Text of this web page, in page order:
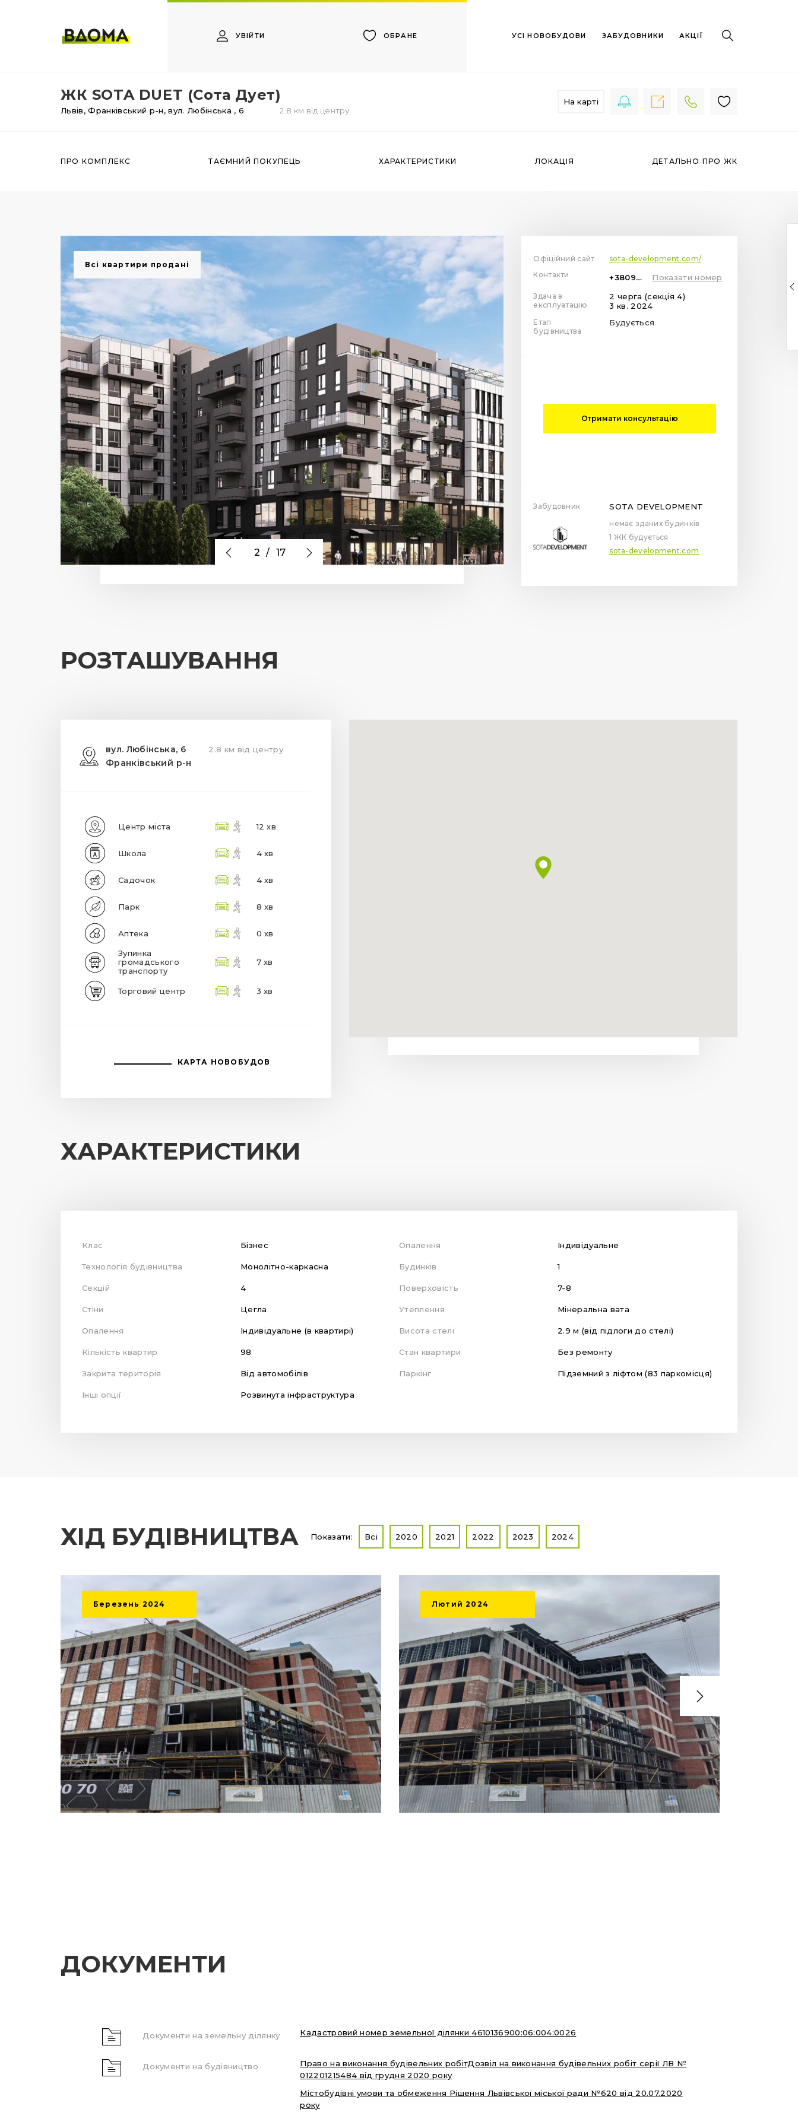
УВІЙТИ ОБРАНЕ УСІ НОВОБУДОВИ ЗАБУДОВНИКИ АКЦІЇ
ЖК SOTA DUET (Сота Дует)
Львів,Франківський р-н,вул. Любінська , 6 2.8 км від центру
На карті
ПРО КОМПЛЕКС ТАЄМНИЙ ПОКУПЕЦЬ ХАРАКТЕРИСТИКИ ЛОКАЦІЯ ДЕТАЛЬНО ПРО ЖК
2 / 17
Всі квартири продані
Офіційний сайт
sota-development.com/
Контакти
+380978000070 Показати номер
Здача в
експлуатацію
2 черга (секція 4)
3 кв. 2024
Етап
будівництва
Будується
Отримати консультацію
Забудовник SOTA DEVELOPMENT
немає зданих будинків
1 ЖК будується
sota-development.com
РОЗТАШУВАННЯ
вул. Любінська, 6
Франківський р-н
2.8 км від центру
Центр міста 12 хв
Школа 4 хв
Садочок 4 хв
Парк 8 хв
Аптека 0 хв
Зупинка
громадського
транспорту
7 хв
Торговий центр 3 хв
КАРТА НОВОБУДОВ
ХАРАКТЕРИСТИКИ
Клас Бізнес Опалення Індивідуальне
Технологія будівництва Монолітно-каркасна Будинків 1
Секцій 4 Поверховість 7-8
Стіни Цегла Утеплення Мінеральна вата
Опалення Індивідуальне (в квартирі) Висота стелі 2.9 м (від підлоги до стелі)
Кількість квартир 98 Стан квартири Без ремонту
Закрита територія Від автомобілів Паркінг Підземний з ліфтом (83 паркомісця)
Інші опції Розвинута інфраструктура
ХІД БУДІВНИЦТВА Показати: Всі 2020 2021 2022 2023 2024
Березень 2024 Лютий2024
ДОКУМЕНТИ
Документи на земельну ділянку Кадастровий номер земельної ділянки 4610136900:06:004:0026
Документи на будівництво
Право на виконання будівельних робітДозвіл на виконання будівельних робіт серії ЛВ №
012201215484 від грудня 2020 року
Містобудівні умови та обмеження Рішення Львівської міської ради №620 від 20.07.2020
року